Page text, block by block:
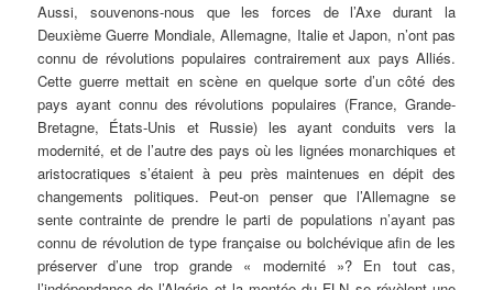
Aussi, souvenons-nous que les forces de l’Axe durant la
Deuxième Guerre Mondiale, Allemagne, Italie et Japon, n’ont pas
connu de révolutions populaires contrairement aux pays Alliés.
Cette guerre mettait en scène en quelque sorte d’un côté des
pays ayant connu des révolutions populaires (France, Grande-
Bretagne, États-Unis et Russie) les ayant conduits vers la
modernité, et de l’autre des pays où les lignées monarchiques et
aristocratiques s’étaient à peu près maintenues en dépit des
changements politiques. Peut-on penser que l’Allemagne se
sente contrainte de prendre le parti de populations n’ayant pas
connu de révolution de type française ou bolchévique afin de les
préserver d’une trop grande « modernité »? En tout cas,